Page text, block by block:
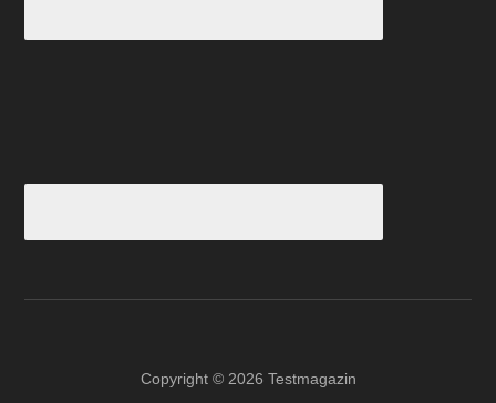
Copyright © 2026 Testmagazin